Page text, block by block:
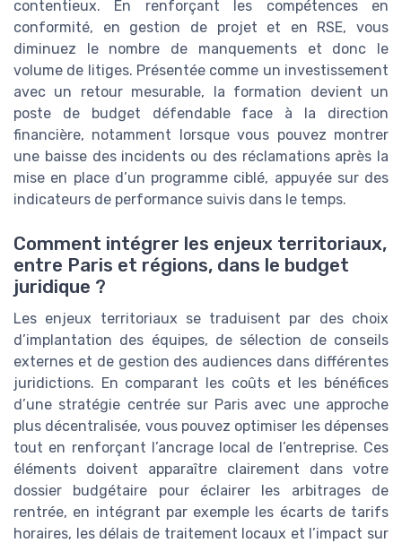
contentieux. En renforçant les compétences en
conformité, en gestion de projet et en RSE, vous
diminuez le nombre de manquements et donc le
volume de litiges. Présentée comme un investissement
avec un retour mesurable, la formation devient un
poste de budget défendable face à la direction
financière, notamment lorsque vous pouvez montrer
une baisse des incidents ou des réclamations après la
mise en place d’un programme ciblé, appuyée sur des
indicateurs de performance suivis dans le temps.
Comment intégrer les enjeux territoriaux,
entre Paris et régions, dans le budget
juridique ?
Les enjeux territoriaux se traduisent par des choix
d’implantation des équipes, de sélection de conseils
externes et de gestion des audiences dans différentes
juridictions. En comparant les coûts et les bénéfices
d’une stratégie centrée sur Paris avec une approche
plus décentralisée, vous pouvez optimiser les dépenses
tout en renforçant l’ancrage local de l’entreprise. Ces
éléments doivent apparaître clairement dans votre
dossier budgétaire pour éclairer les arbitrages de
rentrée, en intégrant par exemple les écarts de tarifs
horaires, les délais de traitement locaux et l’impact sur